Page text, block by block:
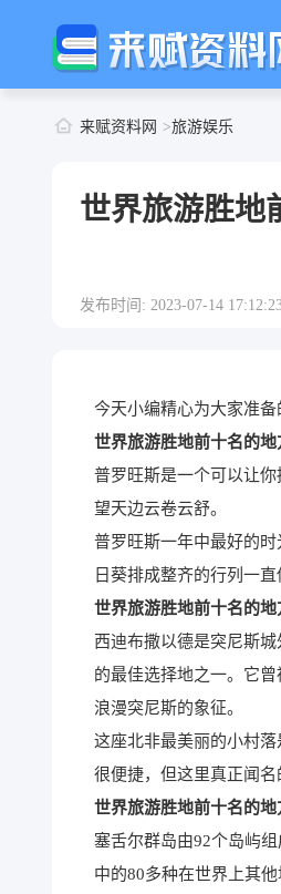
来赋资料网 旅游娱乐
世界旅游胜地
发布时间: 2023-07-14
今天小编精心为大家准
世界旅游胜地前十名的
普罗旺斯是一个可以让
望天边云卷云舒。
普罗旺斯一年中最好的
日葵排成整齐的行列一
世界旅游胜地前十名的
西迪布撒以德是突尼斯
的最佳选择地之一。它
浪漫突尼斯的象征。
这座北非最美丽的小村
很便捷，但这里真正闻名
世界旅游胜地前十名的
塞舌尔群岛由92个岛屿
中的80多种在世界上其他